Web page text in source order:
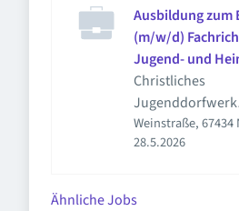
Ausbildung zum
(m/w/d)
Jugend- und
2026
Christliches
Jugenddorfwerk
Deutschlands
gemeinnütziger e.
Weinstraße, 67434
der Weinstraße,
Veröffentlicht
28.5.2026
Ähnliche Jobs